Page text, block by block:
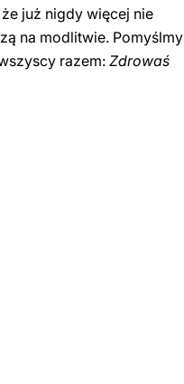
już nigdy więcej nie
na modlitwie. Pomyślmy
razem: Zdrowaś